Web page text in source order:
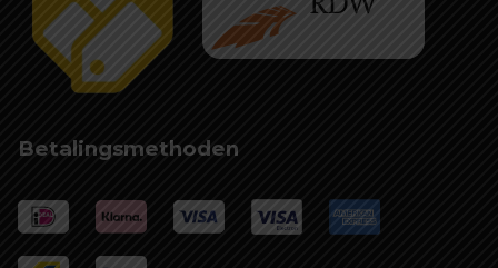
Betalingsmethoden